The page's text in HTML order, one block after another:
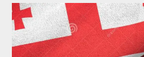
577
546
577
|
ИСАНИ